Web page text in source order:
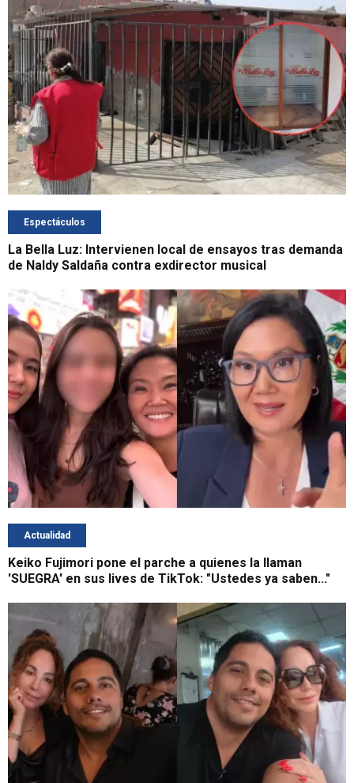
Espectáculos
La Bella Luz: Intervienen local de ensayos tras demanda
de Naldy Saldaña contra exdirector musical
Actualidad
Keiko Fujimori pone el parche a quienes la llaman
'SUEGRA' en sus lives de TikTok: "Ustedes ya saben..."